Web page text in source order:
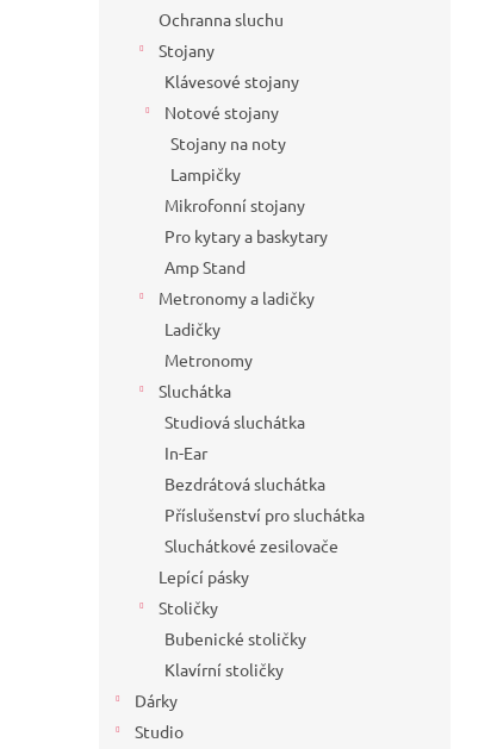
Ochranna sluchu
Stojany
Klávesové stojany
Notové stojany
Stojany na noty
Lampičky
Mikrofonní stojany
Pro kytary a baskytary
Amp Stand
Metronomy a ladičky
Ladičky
Metronomy
Sluchátka
Studiová sluchátka
In-Ear
Bezdrátová sluchátka
Příslušenství pro sluchátka
Sluchátkové zesilovače
Lepící pásky
Stoličky
Bubenické stoličky
Klavírní stoličky
Dárky
Studio